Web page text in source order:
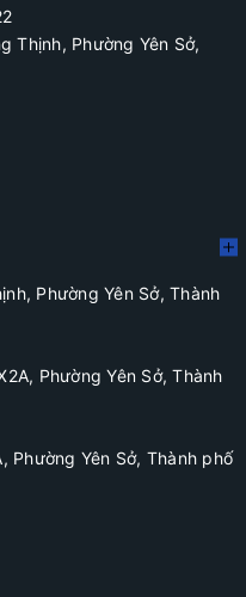
Thịnh, Phường Yên Sở,
Phường Yên Sở, Thành
, Phường Yên Sở, Thành
Phường Yên Sở, Thành phố